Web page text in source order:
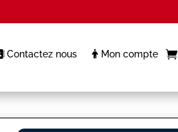
Contactez nous Mon compte